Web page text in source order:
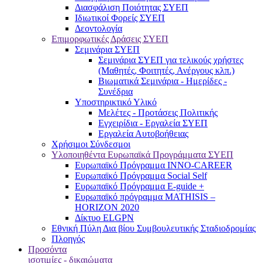
Διασφάλιση Ποιότητας ΣΥΕΠ
Ιδιωτικοί Φορείς ΣΥΕΠ
Δεοντολογία
Επιμορφωτικές Δράσεις ΣΥΕΠ
Σεμινάρια ΣΥΕΠ
Σεμινάρια ΣΥΕΠ για τελικούς χρήστες
(Μαθητές, Φοιτητές, Ανέργους κλπ.)
Βιωματικά Σεμινάρια - Ημερίδες -
Συνέδρια
Υποστηρικτικό Υλικό
Μελέτες - Προτάσεις Πολιτικής
Εγχειρίδια - Εργαλεία ΣΥΕΠ
Εργαλεία Αυτοβοήθειας
Χρήσιμοι Σύνδεσμοι
Υλοποιηθέντα Ευρωπαϊκά Προγράμματα ΣΥΕΠ
Ευρωπαϊκό Πρόγραμμα INNO-CAREER
Ευρωπαϊκό Πρόγραμμα Social Self
Ευρωπαϊκό Πρόγραμμα E-guide +
Ευρωπαϊκό πρόγραμμα MATHISIS –
HORIZON 2020
Δίκτυο ELGPN
Εθνική Πύλη Δια βίου Συμβουλευτικής Σταδιοδρομίας
Πλοηγός
Προσόντα
ισοτιμίες - δικαιώματα